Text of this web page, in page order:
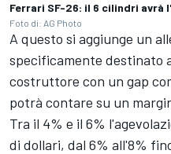
Ferrari SF-26: il 6 cilindri avrà
Foto di: AG Photo
A questo si aggiunge un
specificamente destinato
costruttore con un gap
potrà contare su un
Tra il 4% e il 6%
di dollari, dal 6% all'8%